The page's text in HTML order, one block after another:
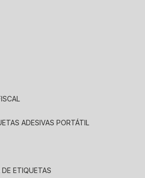
ADESIVAS PORTÁTIL
DE ETIQUETAS